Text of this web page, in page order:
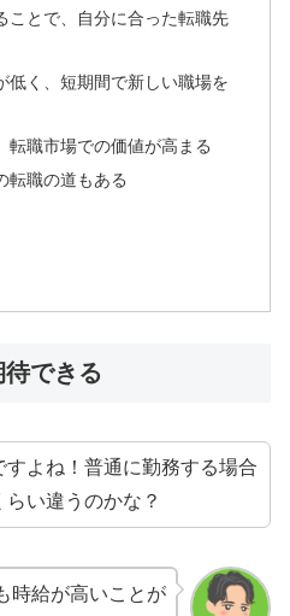
ことで、自分に合った転職先
低く、短期間で新しい職場を
転職市場での価値が高まる
転職の道もある
できる
すよね！普通に勤務する場合
らい違うのかな？
時給が高いことが